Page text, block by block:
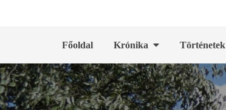
Főoldal Krónika Történetek